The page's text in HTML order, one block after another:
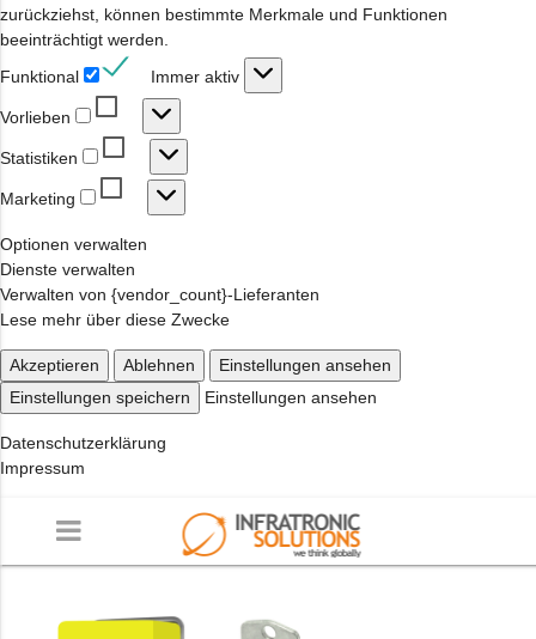
zurückziehst, können bestimmte Merkmale und Funktionen
beeinträchtigt werden.
Funktional
Immer aktiv
Vorlieben
Vorlieben
Statistiken
Statistiken
Marketing
Marketing
Optionen verwalten
Dienste verwalten
Verwalten von {vendor_count}-Lieferanten
Lese mehr über diese Zwecke
Akzeptieren Ablehnen
Einstellungen ansehen
Einstellungen speichern
Einstellungen ansehen
Datenschutzerklärung
Impressum